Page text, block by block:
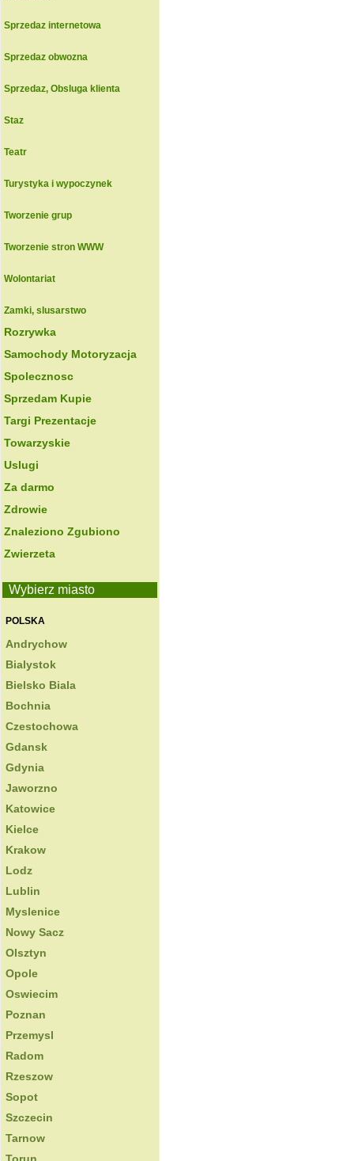
Sprzedaz internetowa
Sprzedaz obwozna
Sprzedaz, Obsluga klienta
Staz
Teatr
Turystyka i wypoczynek
Tworzenie grup
Tworzenie stron WWW
Wolontariat
Zamki, slusarstwo
Rozrywka
Samochody Motoryzacja
Spolecznosc
Sprzedam Kupie
Targi Prezentacje
Towarzyskie
Uslugi
Za darmo
Zdrowie
Znaleziono Zgubiono
Zwierzeta
Wybierz miasto
POLSKA
Andrychow
Bialystok
Bielsko Biala
Bochnia
Czestochowa
Gdansk
Gdynia
Jaworzno
Katowice
Kielce
Krakow
Lodz
Lublin
Myslenice
Nowy Sacz
Olsztyn
Opole
Oswiecim
Poznan
Przemysl
Radom
Rzeszow
Sopot
Szczecin
Tarnow